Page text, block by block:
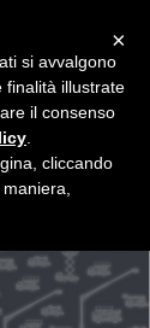
×
si avvalgono
finalità illustrate
il consenso
cliccando